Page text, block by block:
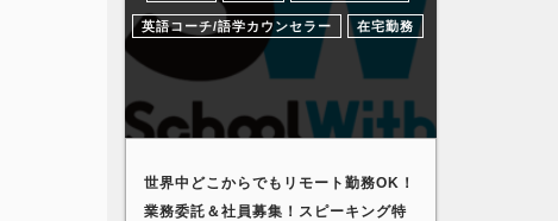
英語コーチ/語学カウンセラー 在宅勤務
世界中どこからでもリモート勤務OK！
業務委託＆社員募集！スピーキング特